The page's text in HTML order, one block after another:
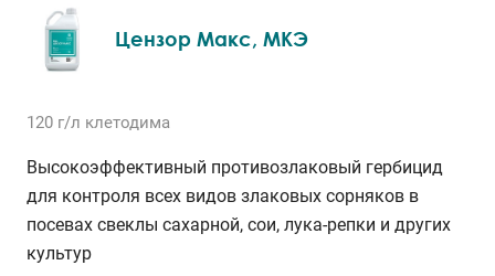
Цензор Макс, МКЭ
120 г/л клетодима
Высокоэффективный противозлаковый гербицид
для контроля всех видов злаковых сорняков в
посевах свеклы сахарной, сои, лука-репки и других
культур